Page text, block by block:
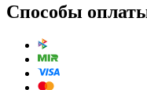
Способы